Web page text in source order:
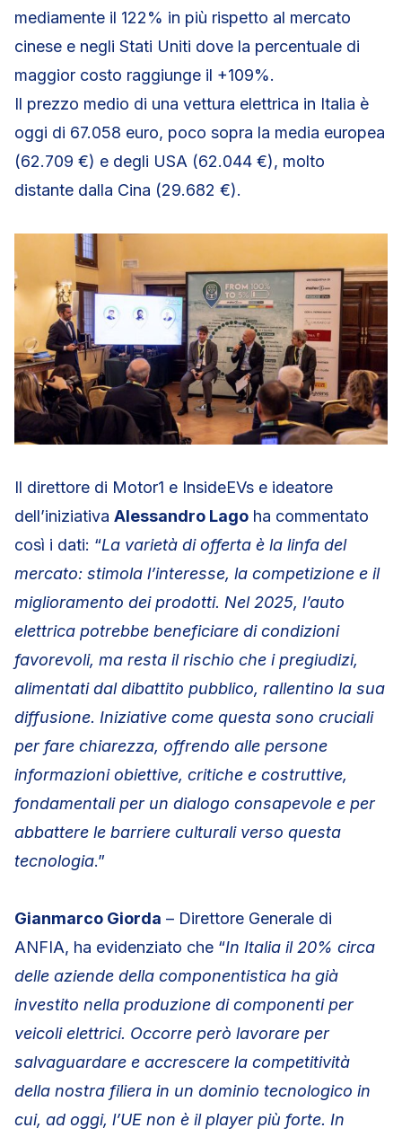
mediamente il 122% in più rispetto al mercato
cinese e negli Stati Uniti dove la percentuale di
maggior costo raggiunge il +109%.
Il prezzo medio di una vettura elettrica in Italia è
oggi di 67.058 euro, poco sopra la media europea
(62.709 €) e degli USA (62.044 €), molto
distante dalla Cina (29.682 €).
Il direttore di Motor1 e InsideEVs e ideatore
dell’iniziativa Alessandro Lago ha commentato
così i dati: “La varietà di offerta è la linfa del
mercato: stimola l’interesse, la competizione e il
miglioramento dei prodotti. Nel 2025, l’auto
elettrica potrebbe beneficiare di condizioni
favorevoli, ma resta il rischio che i pregiudizi,
alimentati dal dibattito pubblico, rallentino la sua
diffusione. Iniziative come questa sono cruciali
per fare chiarezza, offrendo alle persone
informazioni obiettive, critiche e costruttive,
fondamentali per un dialogo consapevole e per
abbattere le barriere culturali verso questa
tecnologia.”
Gianmarco Giorda – Direttore Generale di
ANFIA, ha evidenziato che “In Italia il 20% circa
delle aziende della componentistica ha già
investito nella produzione di componenti per
veicoli elettrici. Occorre però lavorare per
salvaguardare e accrescere la competitività
della nostra filiera in un dominio tecnologico in
cui, ad oggi, l’UE non è il player più forte. In